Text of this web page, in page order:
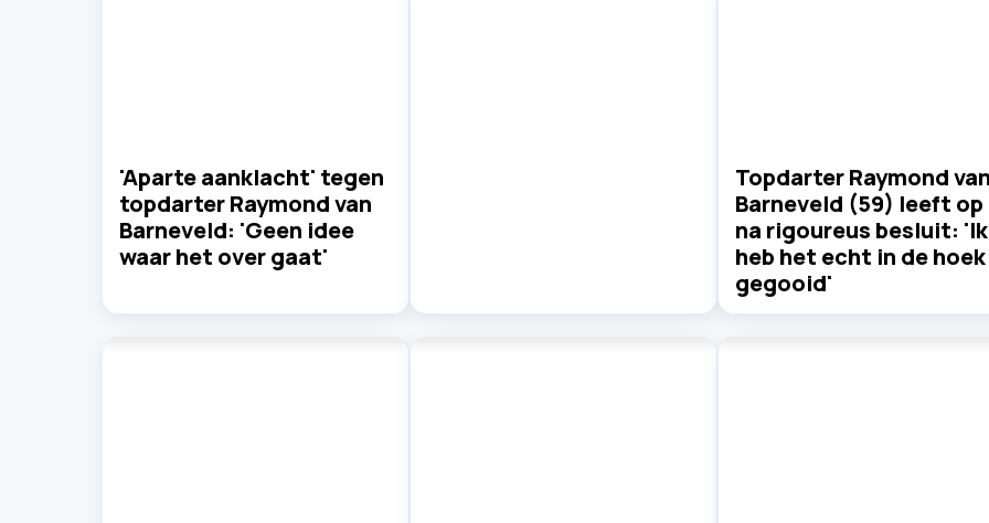
'Aparte aanklacht' tegen
topdarter Raymond van
Barneveld: 'Geen idee
waar het over gaat'
Topdarter Raymond
Barneveld (59) leeft op
na rigoureus besluit: 'Ik
heb het echt in de hoek
gegooid'